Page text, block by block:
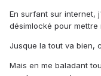
En surfant sur internet,
désimlocké pour mettre
Jusque la tout va bien,
Mais en me baladant